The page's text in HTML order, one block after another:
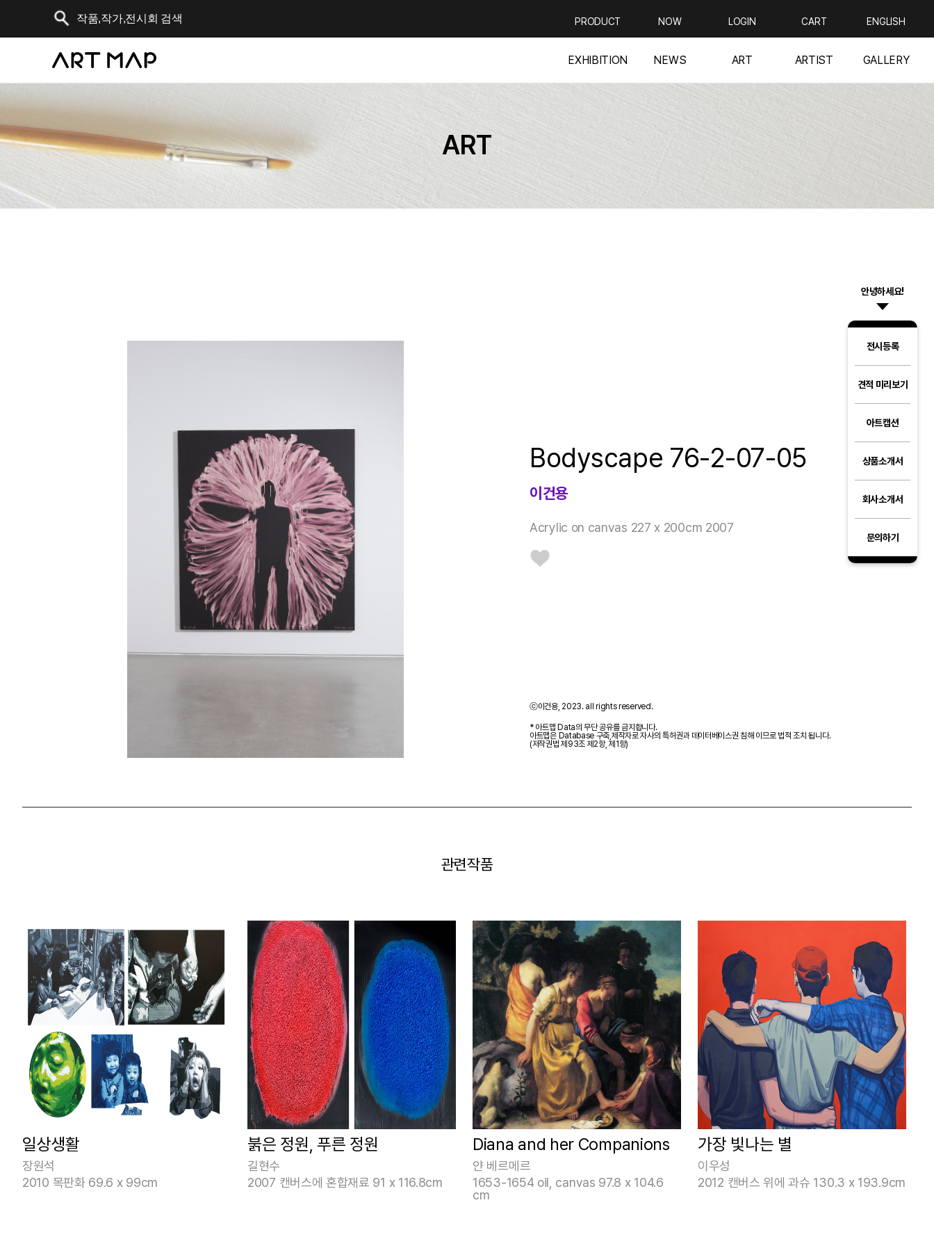
PRODUCT NOW LOGIN CART ENGLISH
EXHIBITION NEWS ART ARTIST GALLERY
안녕하세요!
전시등록
견적 미리보기
아트캡션
상품소개서
회사소개서
문의하기
ART
Bodyscape 76-2-07-05
이건용
Acrylic on canvas 227 x 200cm 2007
ⓒ이건용, 2023. all rights reserved.
* 아트맵 Data의 무단 공유를 금지합니다.
아트맵은 Database 구축,제작자로 자사의 특허권과 데이터베이스권 침해 이므로 법적 조치 됩니다.
(저작권법 제93조 제2항, 제1항)
관련작품
일상생활
장원석
2010 목판화 69.6 x 99cm
붉은 정원, 푸른 정원
길현수
2007 캔버스에 혼합재료 91 x 116.8cm
Diana and her Companions
얀 베르메르
1653-1654 oil, canvas 97.8 x 104.6
cm
가장 빛나는 별
이우성
2012 캔버스 위에 과슈 130.3 x 193.9cm